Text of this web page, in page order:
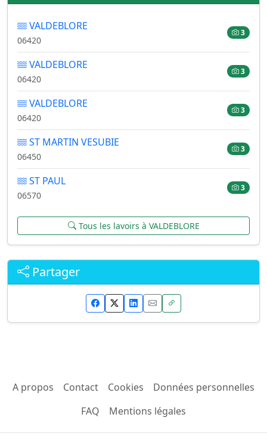
VALDEBLORE
06420
3
VALDEBLORE
06420
3
VALDEBLORE
06420
3
ST MARTIN VESUBIE
06450
3
ST PAUL
06570
3
Tous les lavoirs à VALDEBLORE
Partager
A propos Contact Cookies
Données personnelles
FAQ
Mentions légales